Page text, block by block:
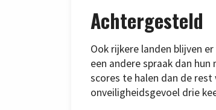
Achtergesteld
Ook rijkere landen blijven
een andere spraak dan
scores te halen dan de
onveiligheidsgevoel drie